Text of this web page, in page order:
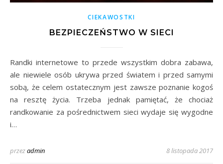
CIEKAWOSTKI
BEZPIECZEŃSTWO W SIECI
Randki internetowe to przede wszystkim dobra zabawa,
ale niewiele osób ukrywa przed światem i przed samymi
sobą, że celem ostatecznym jest zawsze poznanie kogoś
na resztę życia. Trzeba jednak pamiętać, że chociaż
randkowanie za pośrednictwem sieci wydaje się wygodne
i…
przezadmin 8 listopada 2017